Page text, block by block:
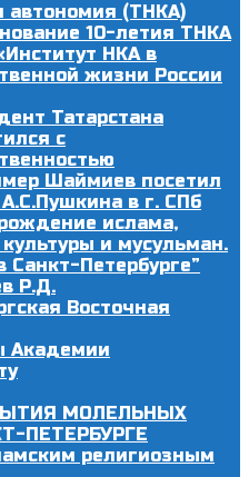
автономия (ТНКА)
10-летия ТНКА
НКА в
жизни России
Татарстана
с
Шаймиев посетил
в г. СПб
ислама,
и мусульман.
Санкт-Петербурге”
Р.Д.
Восточная
Академии
МОЛЕЛЬНЫХ
ПЕТЕРБУРГЕ
религиозным